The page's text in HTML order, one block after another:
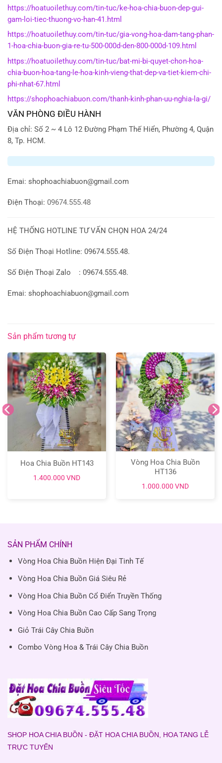
https://hoatuoilethuy.com/tin-tuc/ke-hoa-chia-buon-dep-gui-
gam-loi-tiec-thuong-vo-han-41.html
https://hoatuoilethuy.com/tin-tuc/gia-vong-hoa-dam-tang-phan-
1-hoa-chia-buon-gia-re-tu-500-000d-den-800-000d-109.html
https://hoatuoilethuy.com/tin-tuc/bat-mi-bi-quyet-chon-hoa-
chia-buon-hoa-tang-le-hoa-kinh-vieng-that-dep-va-tiet-kiem-chi-
phi-nhat-67.html
https://shophoachiabuon.com/thanh-kinh-phan-uu-nghia-la-gi/
VĂN PHÒNG ĐIỀU HÀNH
Địa chỉ: Số 2 ~ 4 Lô 12 Đường Phạm Thế Hiển, Phường 4, Quận
8, Tp. HCM.
Emai: shophoachiabuon@gmail.com
Điện Thoại: 09674.555.48
HỆ THỐNG HOTLINE TƯ VẤN CHỌN HOA 24/24
Số Điện Thoại Hotline: 09674.555.48.
Số Điện Thoại Zalo : 09674.555.48.
Emai: shophoachiabuon@gmail.com
Sản phẩm tương tự
Hoa Chia Buồn HT143
1.400.000 VND
Vòng Hoa Chia Buồn
HT136
1.000.000 VND
SẢN PHẨM CHÍNH
Vòng Hoa Chia Buồn Hiện Đại Tinh Tế
Vòng Hoa Chia Buồn Giá Siêu Rẻ
Vòng Hoa Chia Buồn Cổ Điển Truyền Thống
Vòng Hoa Chia Buồn Cao Cấp Sang Trọng
Giỏ Trái Cây Chia Buồn
Combo Vòng Hoa & Trái Cây Chia Buồn
SHOP HOA CHIA BUỒN - ĐẶT HOA CHIA BUỒN, HOA TANG LỄ
TRỰC TUYẾN